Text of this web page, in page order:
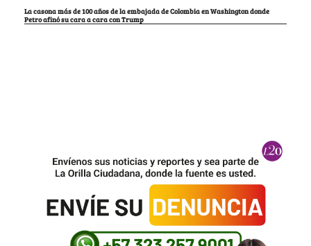
La casona más de 100 años de la embajada de Colombia en Washington donde
Petro afinó su cara a cara con Trump